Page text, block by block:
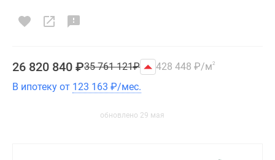
26 820 840 ₽35 761 121₽ 428 448 ₽/м2
В ипотеку от 123 163 ₽/мес.
обновлено 29 мая